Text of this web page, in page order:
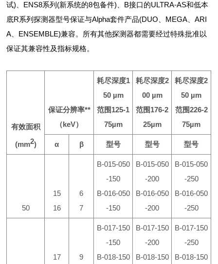
试) ENS8系列 (新系统的8包备件) B接口的ULTRA-AS和低本
底R系列探测器型号保证与Alpha套件产品(DUO MEGA 、ARI
A
ENSEMBLE)兼容。所有其他探测器都需要经过特殊批准以
保证其兼容性及指标规格。
有效面积
(mm2)
保证分辨率**
（keV）
耗尽深度1
50 µm
范围125-1
75µm
耗尽深度2
00 µm
范围176-2
25µm
耗尽深度2
50 µm
范围226-2
75µm
α β 型号 型号 型号
50
15
16
6
7
B-015-050
-150
B-016-050
-150
B-015-050
-200
B-016-050
-200
B-015-050
-250
B-016-050
-250
17
9
B-017-150
-150
B-018-150
B-017-150
-200
B-018-150
B-017-150
-250
B-018-150